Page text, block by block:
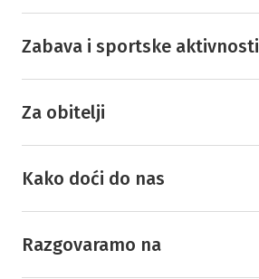
Zabava i sportske aktivnosti
Za obitelji
Kako doći do nas
Razgovaramo na